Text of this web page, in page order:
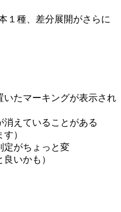
１種、差分展開がさらに
いたマーキングが表示され
消えていることがある
）
定がちょっと変
いかも）